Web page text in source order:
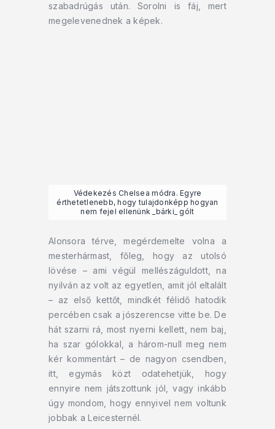
szabadrúgás után. Sorolni is fáj, mert
megelevenednek a képek.
Védekezés Chelsea módra. Egyre
érthetetlenebb, hogy tulajdonképp hogyan
nem fejel ellenünk _bárki_ gólt
Alonsora térve, megérdemelte volna a
mesterhármast, főleg, hogy az utolsó
lövése – ami végül mellészáguldott, na
nyilván az volt az egyetlen, amit jól eltalált
– az első kettőt, mindkét félidő hatodik
percében csak a jószerencse vitte be. De
hát szarni rá, most nyerni kellett, nem baj,
ha szar gólokkal, a három-null meg nem
kér kommentárt – de nagyon csendben,
itt, egymás közt odatehetjük, hogy
ennyire nem játszottunk jól, vagy inkább
úgy mondom, hogy ennyivel nem voltunk
jobbak a Leicesternél.